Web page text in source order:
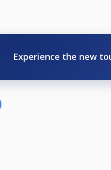
Experience the new